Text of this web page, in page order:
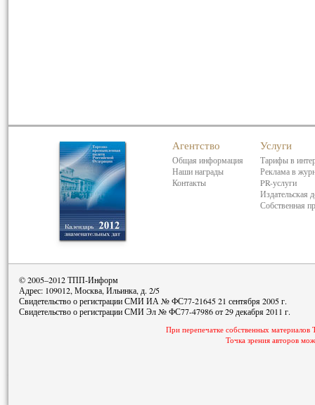
Агентство
Общая информация
Наши награды
Контакты
Услуги
Тарифы в
Реклама в
PR-услуги
Издательская
Собственная
© 2005–2012 ТПП-Информ
Адрес: 109012, Москва, Ильинка, д. 2/5
Свидетельство о регистрации СМИ ИА № ФС77-21645 21 сентября 2005 г.
Свидетельство о регистрации СМИ Эл № ФС77-47986 от 29 декабря 2011 г.
При перепечатке собственных
Точка зрения авторов